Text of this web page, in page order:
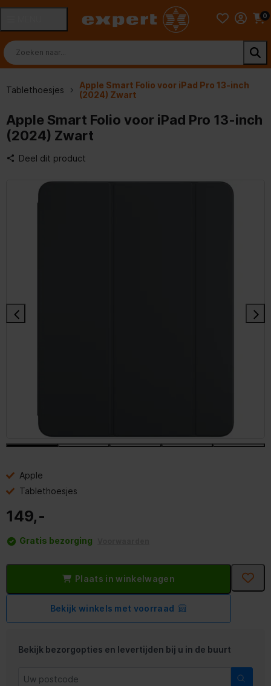
0
Tablethoesjes
Apple Smart Folio voor iPad Pro 13-inch
(2024) Zwart
Apple Smart Folio voor iPad Pro 13-inch
(2024) Zwart
Deel dit product
Apple
Tablethoesjes
149,-
Gratis bezorging
Plaats in winkelwagen
Bekijk winkels met voorraad
Bekijk bezorgopties en levertijden bij u in de buurt